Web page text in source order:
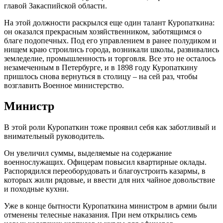
главой Закаспийской области.
На этой должности раскрылся еще один талант Куропаткина:
он оказался прекрасным хозяйственником, заботящимся о
благе подопечных. Под его управлением в ранее полудиком и
нищем краю строились города, возникали школы, развивались
земледелие, промышленность и торговля. Все это не осталось
незамеченным в Петербурге, и в 1898 году Куропаткину
пришлось снова вернуться в столицу – на сей раз, чтобы
возглавить Военное министерство.
Министр
В этой роли Куропаткин тоже проявил себя как заботливый и
внимательный руководитель.
Он увеличил суммы, выделяемые на содержание
военнослужащих. Офицерам повысил квартирные оклады.
Распорядился переоборудовать и благоустроить казармы, в
которых жили рядовые, и ввести для них чайное довольствие
и походные кухни.
Уже в конце бытности Куропаткина министром в армии были
отменены телесные наказания. При нем открылись семь